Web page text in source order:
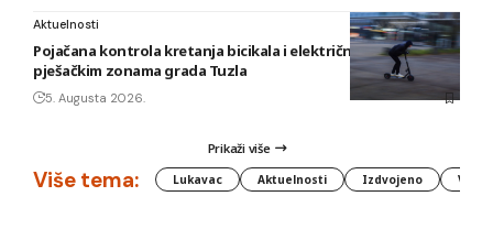
Aktuelnosti
Pojačana kontrola kretanja bicikala i električnih romobila u
pješačkim zonama grada Tuzla
5. Augusta 2026.
Prikaži više
Više tema: Lukavac Aktuelnosti Izdvojeno